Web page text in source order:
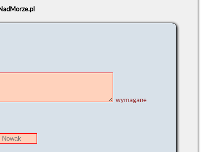
wymagane